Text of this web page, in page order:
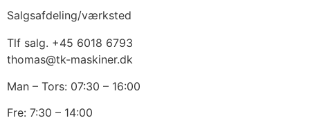
Salgsafdeling/værksted
Tlf salg. +45 6018 6793
thomas@tk-maskiner.dk
Man – Tors: 07:30 – 16:00
Fre: 7:30 – 14:00